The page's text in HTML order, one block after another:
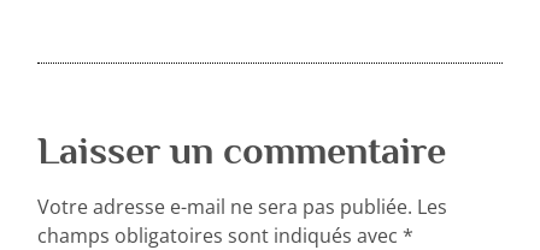
Laisser un commentaire
Votre adresse e-mail ne sera pas publiée. Les
champs obligatoires sont indiqués avec*